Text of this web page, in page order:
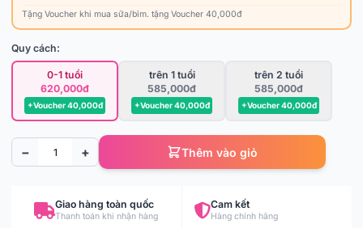
Tặng Voucher khi mua sữa/bỉm. tặng Voucher 40,000đ
Quy cách:
0-1 tuổi
620,000đ
+Voucher 40,000đ
trên 1 tuổi
585,000đ
+Voucher 40,000đ
trên 2 tuổi
585,000đ
+Voucher 40,000đ
− + Thêm vào giỏ
Giao hàng toàn quốc
Thanh toán khi nhận hàng
Cam kết
Hàng chính hãng